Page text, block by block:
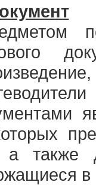
-
также
в